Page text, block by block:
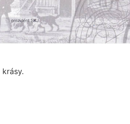
krásy.